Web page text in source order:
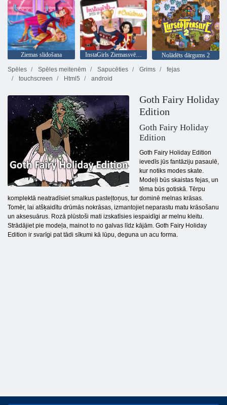
Ziemas slidošana InstaGirls Ziemassvētku saģērbt
Nolādēts dārgums 2
Spēles
Spēles meitenēm Sapucēties Grims
fejas
touchscreen
Html5 android
Goth Fairy Holiday
Edition
Goth Fairy Holiday
Edition
Goth Fairy Holiday Edition
ievedīs jūs fantāziju pasaulē,
kur notiks modes skate.
Modeļi būs skaistas fejas, un
tēma būs gotiskā. Tērpu
komplektā neatradīsiet smalkus pasteļtoņus, tur dominē melnas krāsas.
Tomēr, lai atšķaidītu drūmās nokrāsas, izmantojiet neparastu matu krāsošanu
un aksesuārus. Rozā plūstoši mati izskatīsies iespaidīgi ar melnu kleitu.
Strādājiet pie modeļa, mainot to no galvas līdz kājām. Goth Fairy Holiday
Edition ir svarīgi pat tādi sīkumi kā lūpu, deguna un acu forma.